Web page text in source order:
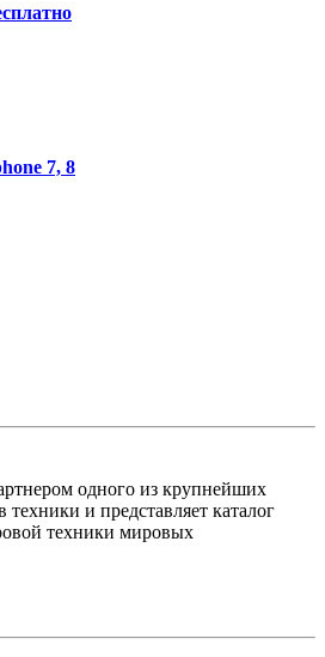
7, 8
одного из крупнейших
и представляет каталог
техники мировых